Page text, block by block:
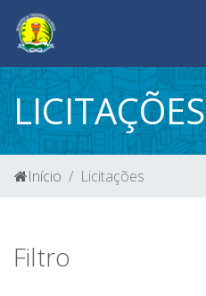
LICITAÇÕES
Início Licitações
Filtro